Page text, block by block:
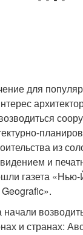
для
из
и
газета
и странах: